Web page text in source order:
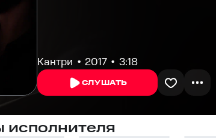
Кантри 2017 3:18
СЛУШАТЬ
исполнителя